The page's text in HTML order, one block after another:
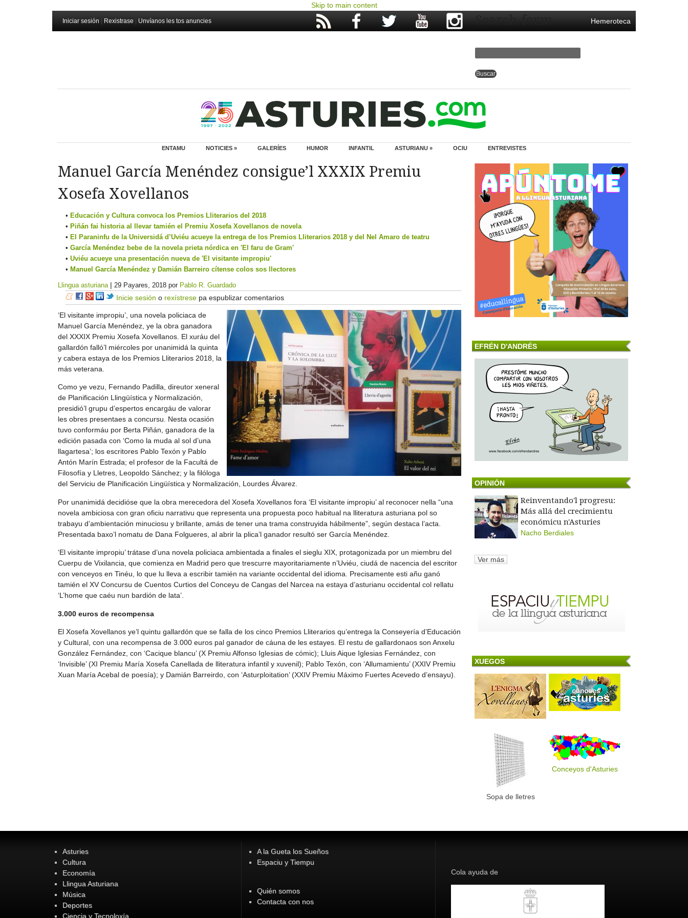
Skip to main content
Iniciar sesión Rexistrase Unvíanos les tos anuncies Hemeroteca
Search form
ENTAMU NOTICIES » GALERÍES HUMOR INFANTIL ASTURIANU » OCIU ENTREVISTES
Manuel García Menéndez consigue’l XXXIX Premiu
Xosefa Xovellanos
Educación y Cultura convoca los Premios Lliterarios del 2018
Piñán fai historia al llevar tamién el Premiu Xosefa Xovellanos de novela
El Paraninfu de la Universidá d’Uviéu acueye la entrega de los Premios Lliterarios 2018 y del Nel Amaro de teatru
García Menéndez bebe de la novela prieta nórdica en 'El faru de Gram'
Uviéu acueye una presentación nueva de 'El visitante impropiu'
Manuel García Menéndez y Damián Barreiro cítense colos sos llectores
Llingua asturiana | 29 Payares, 2018 por Pablo R. Guardado
Inicie sesión o rexístrese pa espublizar comentarios
‘El visitante impropiu’, una novela policiaca de
Manuel García Menéndez, ye la obra ganadora
del XXXIX Premiu Xosefa Xovellanos. El xuráu del
gallardón falló’l miércoles por unanimidá la quinta
y cabera estaya de los Premios Lliterarios 2018, la
más veterana.
Como ye vezu, Fernando Padilla, direutor xeneral
de Planificación Llingüística y Normalización,
presidió’l grupu d’espertos encargáu de valorar
les obres presentaes a concursu. Nesta ocasión
tuvo conformáu por Berta Piñán, ganadora de la
edición pasada con ‘Como la muda al sol d’una
llagartesa’; los escritores Pablo Texón y Pablo
Antón Marín Estrada; el profesor de la Facultá de
Filosofía y Lletres, Leopoldo Sánchez; y la filóloga
del Serviciu de Planificación Lingüística y Normalización, Lourdes Álvarez.
Por unanimidá decidióse que la obra merecedora del Xosefa Xovellanos fora ‘El visitante impropiu’ al reconocer nella “una
novela ambiciosa con gran oficiu narrativu que representa una propuesta poco habitual na lliteratura asturiana pol so
trabayu d’ambientación minuciosu y brillante, amás de tener una trama construyida hábilmente”, según destaca l’acta.
Presentada baxo’l nomatu de Dana Folgueres, al abrir la plica’l ganador resultó ser García Menéndez.
‘El visitante impropiu’ trátase d’una novela policiaca ambientada a finales el sieglu XIX, protagonizada por un miembru del
Cuerpu de Vixilancia, que comienza en Madrid pero que trescurre mayoritariamente n’Uviéu, ciudá de nacencia del escritor
con venceyos en Tinéu, lo que lu lleva a escribir tamién na variante occidental del idioma. Precisamente esti añu ganó
tamién el XV Concursu de Cuentos Curtios del Conceyu de Cangas del Narcea na estaya d’asturianu occidental col rellatu
‘L’home que caéu nun bardión de lata’.
3.000 euros de recompensa
El Xosefa Xovellanos ye’l quintu gallardón que se falla de los cinco Premios Lliterarios qu’entrega la Conseyería d’Educación
y Cultural, con una recompensa de 3.000 euros pal ganador de cáuna de les estayes. El restu de gallardonaos son Anxelu
González Fernández, con ‘Cacique blancu’ (X Premiu Alfonso Iglesias de cómic); Lluis Aique Iglesias Fernández, con
‘Invisible’ (XI Premiu María Xosefa Canellada de lliteratura infantil y xuvenil); Pablo Texón, con ‘Allumamientu’ (XXIV Premiu
Xuan María Acebal de poesía); y Damián Barreirdo, con ‘Asturploitation’ (XXIV Premiu Máximo Fuertes Acevedo d’ensayu).
EFRÉN D'ANDRÉS
OPINIÓN
Reinventando'l progresu:
Más allá del crecimientu
económicu n'Asturies
Nacho Berdiales
Ver más
XUEGOS
Sopa de lletres
Conceyos d'Asturies
Asturies
Cultura
Economía
Llingua Asturiana
Música
Deportes
Ciencia y Tecnoloxía
A la Gueta los Sueños
Espaciu y Tiempu
Quién somos
Contacta con nos
Cola ayuda de